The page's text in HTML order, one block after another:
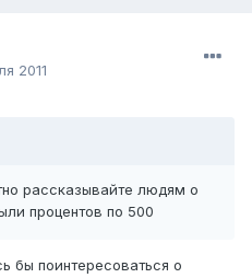
2011
рассказывайте людям о
процентов по 500
бы поинтересоваться о